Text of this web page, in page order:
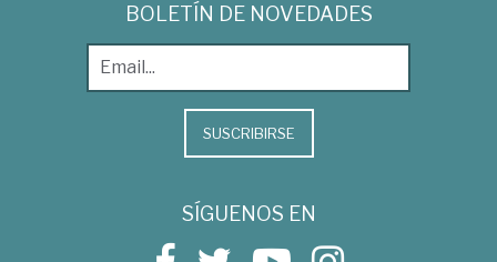
BOLETÍN DE NOVEDADES
SUSCRIBIRSE
SÍGUENOS EN